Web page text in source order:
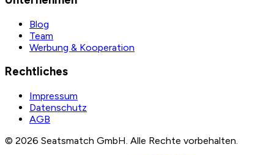
Blog
Team
Werbung & Kooperation
Rechtliches
Impressum
Datenschutz
AGB
© 2026 Seatsmatch GmbH. Alle Rechte vorbehalten.